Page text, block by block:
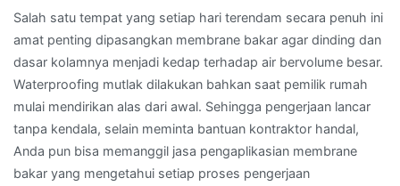
Salah satu tempat yang setiap hari terendam secara penuh ini
amat penting dipasangkan membrane bakar agar dinding dan
dasar kolamnya menjadi kedap terhadap air bervolume besar.
Waterproofing mutlak dilakukan bahkan saat pemilik rumah
mulai mendirikan alas dari awal. Sehingga pengerjaan lancar
tanpa kendala, selain meminta bantuan kontraktor handal,
Anda pun bisa memanggil jasa pengaplikasian membrane
bakar yang mengetahui setiap proses pengerjaan